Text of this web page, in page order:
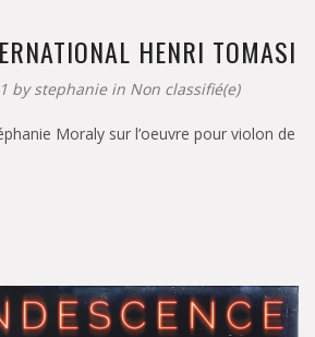
HENRI TOMASI
bystephanie in Non classifié(e)
Moraly sur l’oeuvre pour violon de